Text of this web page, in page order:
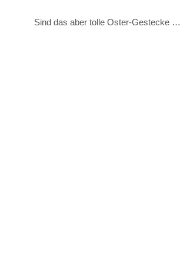
Sind das aber tolle Oster-Gestecke …